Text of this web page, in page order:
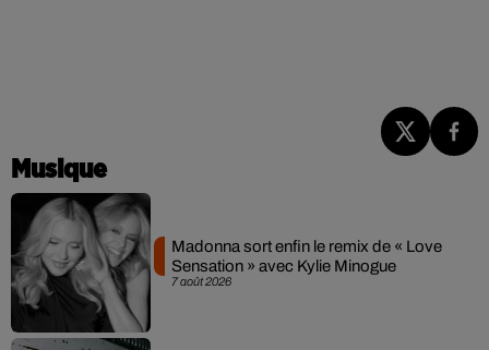
Musique
7 août 2026
Madonna sort enfin le remix de « Love
Sensation » avec Kylie Minogue